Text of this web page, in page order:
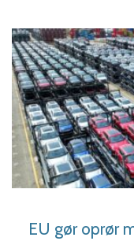
EU gør oprør